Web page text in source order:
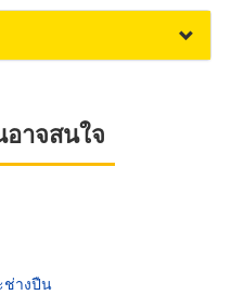
าจสนใจ
างปืน